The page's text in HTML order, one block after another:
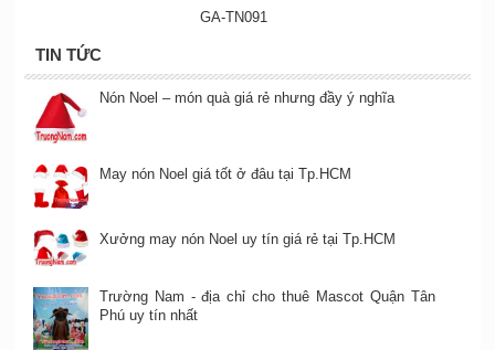
GA-TN091
TIN TỨC
Nón Noel – món quà giá rẻ nhưng đầy ý nghĩa
May nón Noel giá tốt ở đâu tại Tp.HCM
Xưởng may nón Noel uy tín giá rẻ tại Tp.HCM
Trường Nam - địa chỉ cho thuê Mascot Quận Tân
Phú uy tín nhất